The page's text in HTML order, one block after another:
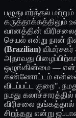
பழுதுபார்த்தல்
கருத்தாக்கத்திலும்
வானத்தின்
செயல் என்று நான்
(Brazilian)
அதாவது
ஒழுங்கின்மை —
கண்ணோட்டம் என்னை
விடப்பட்ட குறை".
நமது
விரிசலை தங்கத்தால்
சிறந்தது என்று